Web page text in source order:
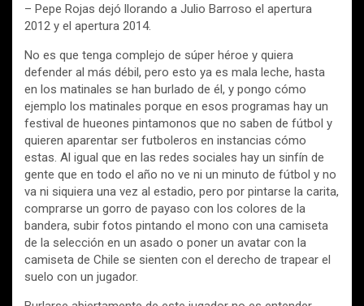
– Pepe Rojas dejó llorando a Julio Barroso el apertura
2012 y el apertura 2014.
No es que tenga complejo de súper héroe y quiera
defender al más débil, pero esto ya es mala leche, hasta
en los matinales se han burlado de él, y pongo cómo
ejemplo los matinales porque en esos programas hay un
festival de hueones pintamonos que no saben de fútbol y
quieren aparentar ser futboleros en instancias cómo
estas. Al igual que en las redes sociales hay un sinfín de
gente que en todo el año no ve ni un minuto de fútbol y no
va ni siquiera una vez al estadio, pero por pintarse la carita,
comprarse un gorro de payaso con los colores de la
bandera, subir fotos pintando el mono con una camiseta
de la selección en un asado o poner un avatar con la
camiseta de Chile se sienten con el derecho de trapear el
suelo con un jugador.